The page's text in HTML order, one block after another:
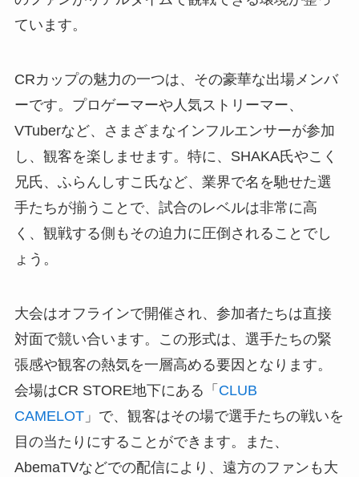
ています。
CRカップの魅力の一つは、その豪華な出場メンバ
ーです。プロゲーマーや人気ストリーマー、
VTuberなど、さまざまなインフルエンサーが参加
し、観客を楽しませます。特に、SHAKA氏やこく
兄氏、ふらんしすこ氏など、業界で名を馳せた選
手たちが揃うことで、試合のレベルは非常に高
く、観戦する側もその迫力に圧倒されることでし
ょう。
大会はオフラインで開催され、参加者たちは直接
対面で競い合います。この形式は、選手たちの緊
張感や観客の熱気を一層高める要因となります。
会場はCR STORE地下にある「 CLUB
CAMELOT」で、観客はその場で選手たちの戦いを
目の当たりにすることができます。また、
AbemaTVなどでの配信により、遠方のファンも大